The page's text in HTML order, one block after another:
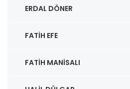
ERDAL DÖNER
FATIH EFE
FATIH MANISALI